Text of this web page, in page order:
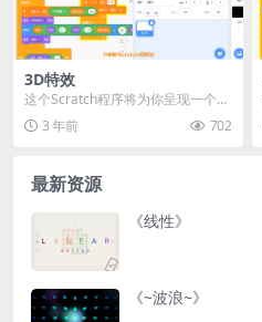
3D特效
这个Scratch程序将为你呈现一个独
特的3D效果。在屏幕上，你将看到
一个白色的...
3 年前 702
最新资源
《线性》
《~波浪~》